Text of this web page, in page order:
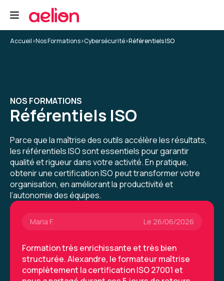
Accueil>Nos Formations>Cybersécurité>Référentiels ISO
NOS FORMATIONS
Référentiels ISO
Parce que la maîtrise des outils accélère les résultats,
les référentiels ISO sont essentiels pour garantir
qualité et rigueur dans votre activité. En pratique,
obtenir une certification ISO peut transformer votre
organisation, en améliorant la productivité et
l’autonomie des équipes.
Maria F.
5
Formation très enrichissante et très bien
compréhension des exigences de la norme et
comment les mettre en œuvre.
avec les autres participants lors des exercices
réalisés et en dehors.
Formation : ISO 27001 - Certification Lead
Implementer
Maria F. Le 26/06/2026
Formation très enrichissante et très bien
structurée. Alexandre, le formateur maîtrise
complètement la certification ISO 27001 et